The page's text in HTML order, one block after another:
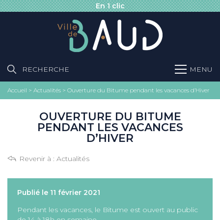
En 1 clic
RECHERCHE MENU
Accueil > Actualités > Ouverture du Bitume pendant les vacances d’Hiver
OUVERTURE DU BITUME
PENDANT LES VACANCES
D’HIVER
Revenir à : Actualités
Publié le 11 février 2021
Pendant les vacances, le Bitume est ouvert au public